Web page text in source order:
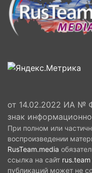
от 14.02.2022 ИА №
знак
При полном или
воспроизведении
RusTeam.media
ссылка на сайт rus.team
публикаций может не